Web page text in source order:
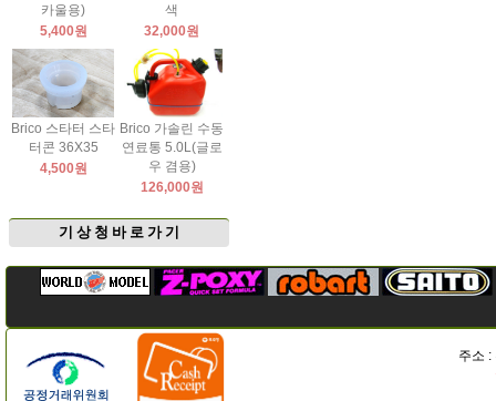
카울용)
5,400원
색
32,000원
Brico 스타터 스타
터콘 36X35
4,500원
Brico 가솔린 수동
연료통 5.0L(글로
우 겸용)
126,000원
기 상 청 바 로 가 기
주소